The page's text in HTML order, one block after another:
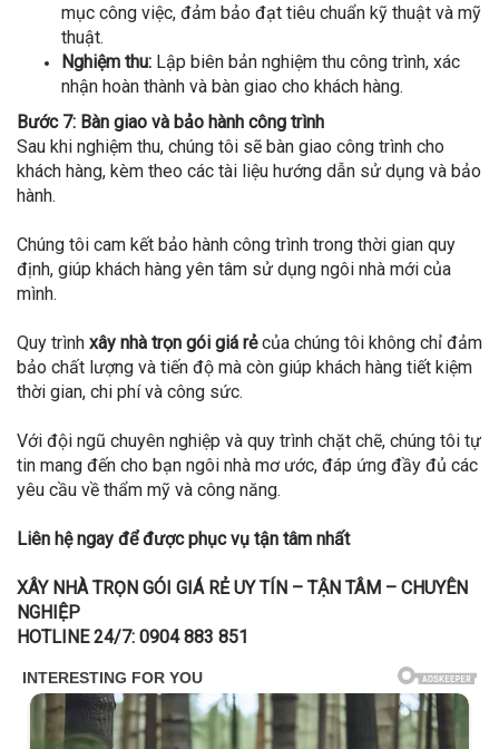
mục công việc, đảm bảo đạt tiêu chuẩn kỹ thuật và mỹ
thuật.
Nghiệm thu: Lập biên bản nghiệm thu công trình, xác
nhận hoàn thành và bàn giao cho khách hàng.
Bước 7: Bàn giao và bảo hành công trình
Sau khi nghiệm thu, chúng tôi sẽ bàn giao công trình cho
khách hàng, kèm theo các tài liệu hướng dẫn sử dụng và bảo
hành.
Chúng tôi cam kết bảo hành công trình trong thời gian quy
định, giúp khách hàng yên tâm sử dụng ngôi nhà mới của
mình.
Quy trình xây nhà trọn gói giá rẻcủa chúng tôi không chỉ đảm
bảo chất lượng và tiến độ mà còn giúp khách hàng tiết kiệm
thời gian, chi phí và công sức.
Với đội ngũ chuyên nghiệp và quy trình chặt chẽ, chúng tôi tự
tin mang đến cho bạn ngôi nhà mơ ước, đáp ứng đầy đủ các
yêu cầu về thẩm mỹ và công năng.
Liên hệ ngay để được phục vụ tận tâm nhất
XÂY NHÀ TRỌN GÓI GIÁ RẺ UY TÍN – TẬN TÂM – CHUYÊN
NGHIỆP
HOTLINE 24/7: 0904 883 851